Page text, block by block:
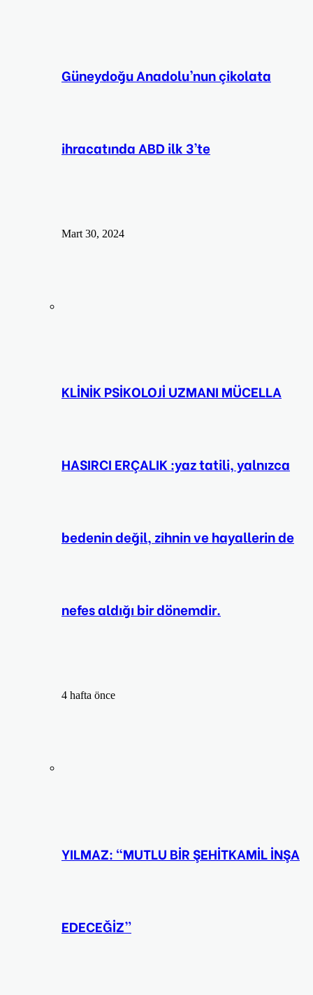
Güneydoğu Anadolu’nun çikolata
ihracatında ABD ilk 3’te
Mart 30, 2024
KLİNİK PSİKOLOJİ UZMANI MÜCELLA
HASIRCI ERÇALIK :yaz tatili, yalnızca
bedenin değil, zihnin ve hayallerin de
nefes aldığı bir dönemdir.
4 hafta önce
YILMAZ: “MUTLU BİR ŞEHİTKAMİL İNŞA
EDECEĞİZ”